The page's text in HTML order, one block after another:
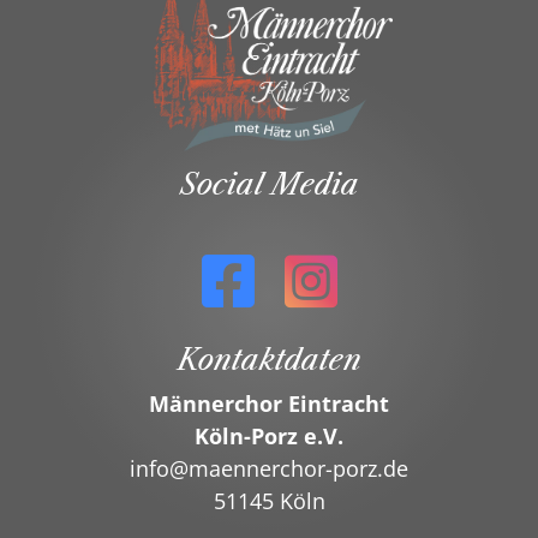
Social Media
Kontaktdaten
Männerchor Eintracht
Köln-Porz e.V.
info@maennerchor-porz.de
51145 Köln